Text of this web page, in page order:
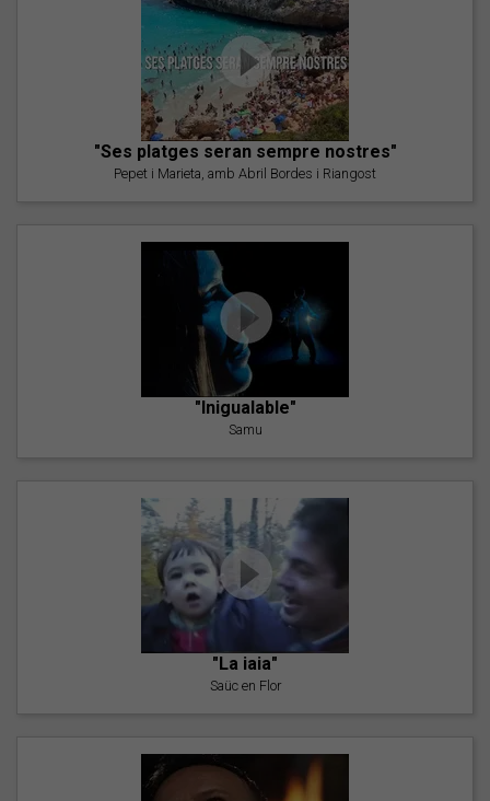
"Ses platges seran sempre nostres"
Pepet i Marieta, amb Abril Bordes i Riangost
"Inigualable"
Samu
"La iaia"
Saüc en Flor